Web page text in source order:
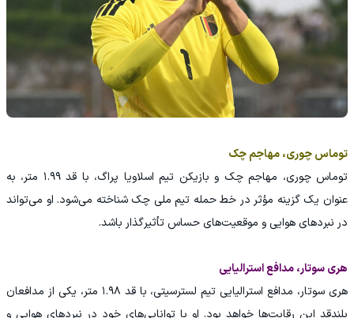
توماس چوری، مهاجم چک
توماس چوری، مهاجم چک و بازیکن تیم اسلاویا پراگ، با قد ۱.۹۹ متر، به
عنوان یک گزینه مؤثر در خط حمله تیم ملی چک شناخته می‌شود. او می‌تواند
در نبردهای هوایی و موقعیت‌های حساس تأثیرگذار باشد.
هری سوتار، مدافع استرالیایی
هری سوتار، مدافع استرالیایی تیم لسترسیتی، با قد ۱.۹۸ متر، یکی از مدافعان